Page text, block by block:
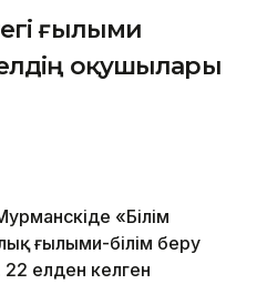
ғылыми
оқушылары
«Білім
ғылыми-білім беру
елден келген